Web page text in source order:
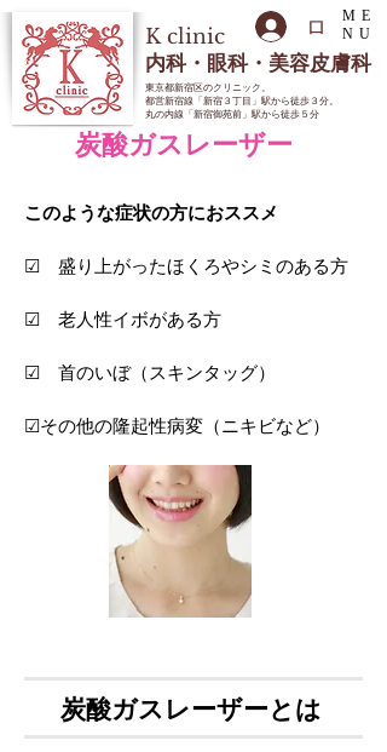
Kclinic
内科・眼科・美容皮膚科
ログイン
ME
NU
東京都新宿区のクリニック 。
都営新宿線「新宿３丁目」駅から徒歩３分。
丸の内線「新宿御苑前」駅から徒歩５分
炭酸ガスレーザー
このような症状の方におススメ
☑ 盛り上がったほくろやシミのある方
☑ 老人性イボがある方
☑ 首のいぼ（スキンタッグ）
☑その他の隆起性病変（ニキビなど）
炭酸ガスレーザーとは